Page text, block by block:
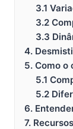
3.1
3.2
3.3
4.
5. Como
5.1
5.2
6.
7.